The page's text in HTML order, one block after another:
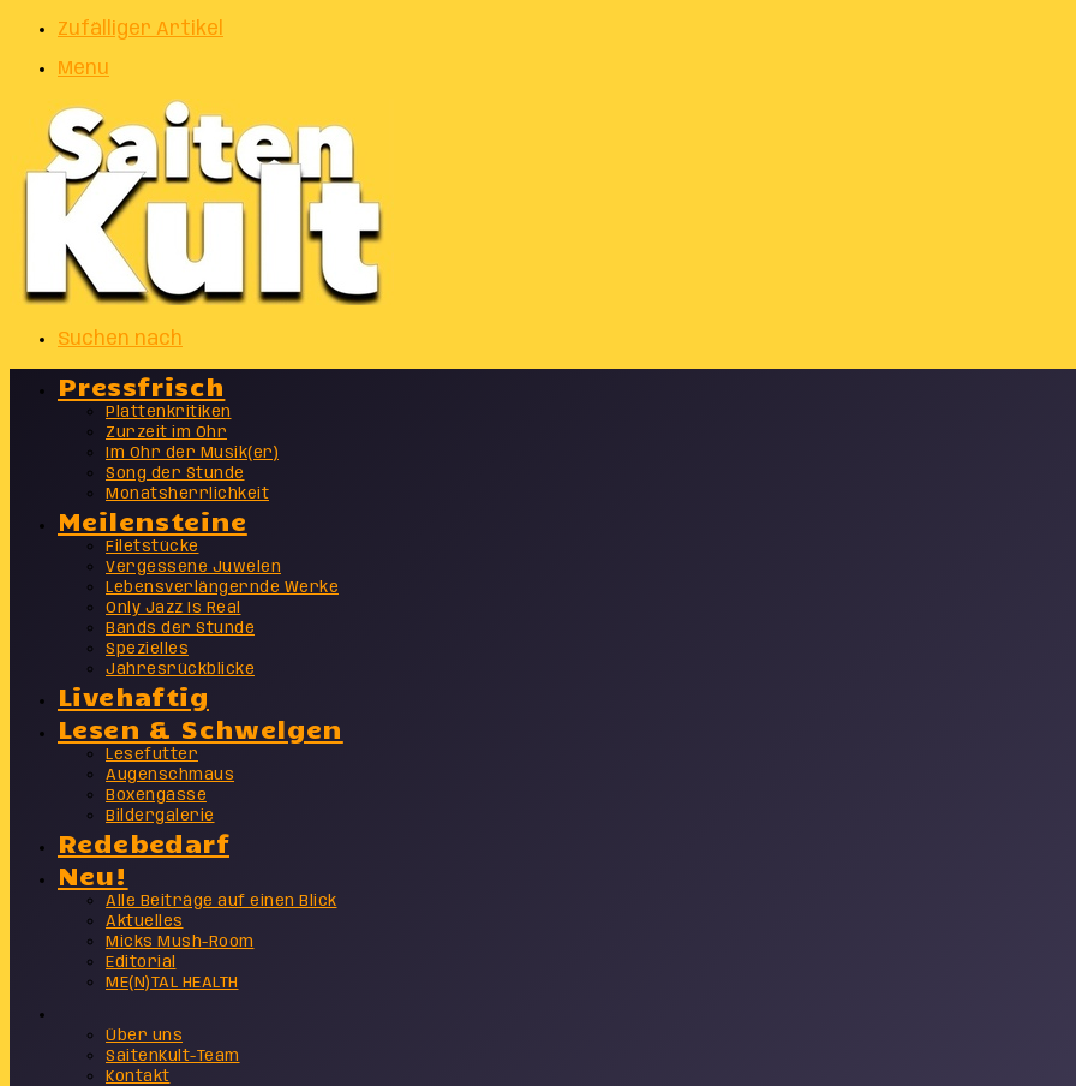
Zufälliger Artikel
Menu
Suchen nach
Pressfrisch
Plattenkritiken
Zurzeit im Ohr
Im Ohr der Musik(er)
Song der Stunde
Monatsherrlichkeit
Meilensteine
Filetstücke
Vergessene Juwelen
Lebensverlängernde Werke
Only Jazz Is Real
Bands der Stunde
Spezielles
Jahresrückblicke
Livehaftig
Lesen & Schwelgen
Lesefutter
Augenschmaus
Boxengasse
Bildergalerie
Redebedarf
Neu!
Alle Beiträge auf einen Blick
Aktuelles
Micks Mush-Room
Editorial
ME(N)TAL HEALTH
Über uns
SaitenKult-Team
Kontakt